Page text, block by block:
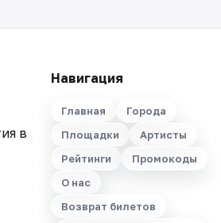
в
Навигация
Главная
Города
Площадки
Артисты
Рейтинги
Промокоды
О нас
Возврат билетов